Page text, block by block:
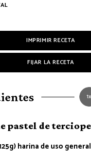
IMPRIMIR RECETA
FIJAR LA RECETA
1x
pastel de
harina de uso general